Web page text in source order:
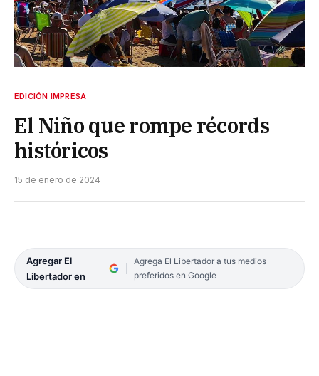
EDICIÓN IMPRESA
El Niño que rompe récords
históricos
15 de enero de 2024
Agregar El
Libertador en
Agrega El Libertador a tus medios
preferidos en Google